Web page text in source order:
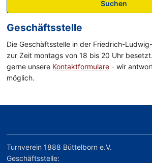
Suchen
Geschäftsstelle
Die Geschäftsstelle in der Friedrich-
zur Zeit montags von 18 bis 20 Uhr
gerne unsere Kontaktformulare - wir
möglich.
Turnverein 1888 Büttelborn e.V.
Geschäftsstelle: